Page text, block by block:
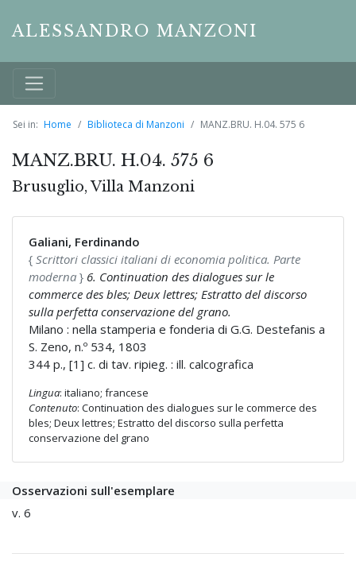
ALESSANDRO MANZONI
Sei in: Home Biblioteca di Manzoni MANZ.BRU. H.04. 575 6
MANZ.BRU. H.04. 575 6
Brusuglio, Villa Manzoni
Galiani, Ferdinando
{ Scrittori classici italiani di economia politica. Parte
moderna } 6. Continuation des dialogues sur le
commerce des bles; Deux lettres; Estratto del discorso
sulla perfetta conservazione del grano.
Milano : nella stamperia e fonderia di G.G. Destefanis a
S. Zeno, n.º 534, 1803
344 p., [1] c. di tav. ripieg. : ill. calcografica
Lingua: italiano; francese
Contenuto: Continuation des dialogues sur le commerce des
bles; Deux lettres; Estratto del discorso sulla perfetta
conservazione del grano
Osservazioni sull'esemplare
v. 6